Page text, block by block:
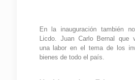
En la inauguración también
Licdo. Juan Carlo Bernal que
una labor en el tema de los
bienes de todo el país.